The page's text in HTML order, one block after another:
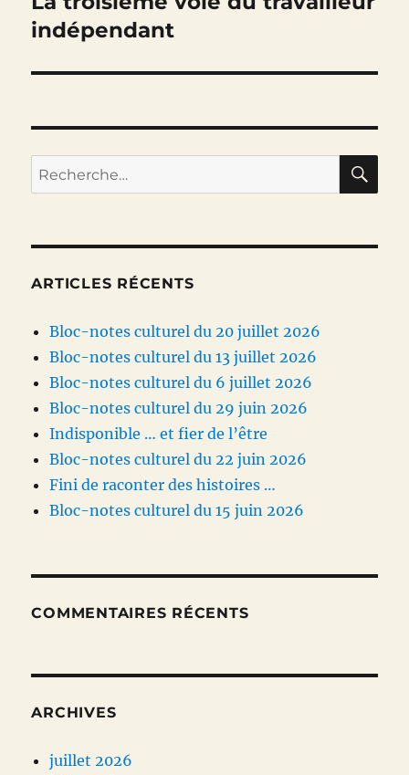
suivante :
indépendant
Recherche
pour :
ARTICLES RÉCENTS
Bloc-notes culturel du 20 juillet 2026
Bloc-notes culturel du 13 juillet 2026
Bloc-notes culturel du 6 juillet 2026
Bloc-notes culturel du 29 juin 2026
Indisponible … et fier de l’être
Bloc-notes culturel du 22 juin 2026
Fini de raconter des histoires …
Bloc-notes culturel du 15 juin 2026
COMMENTAIRES RÉCENTS
ARCHIVES
juillet 2026